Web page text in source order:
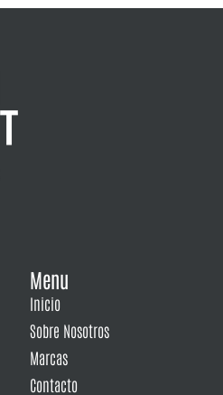
Menu
Inicio
Sobre Nosotros
Marcas
Contacto